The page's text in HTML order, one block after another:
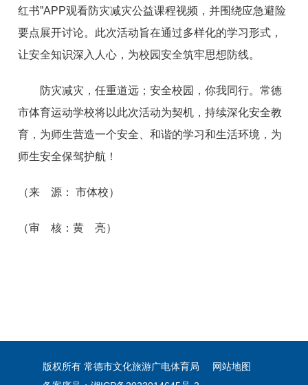
红书”APP观看防灾减灾公益课程视频，并围绕应急避险
要点展开讨论。此次活动旨在通过多样化的学习形式，
让安全知识深入人心，为校园安全筑牢思想防线。
防灾减灾，任重道远；安全校园，你我同行。常德
市体育运动学校将以此次活动为契机，持续深化安全教
育，为师生营造一个安全、和谐的学习和生活环境，为
师生安全保驾护航！
（来 源： 市体校）
（审 核：黄 亮）
版权所有 常德市文化旅游广电体育局
网站地图